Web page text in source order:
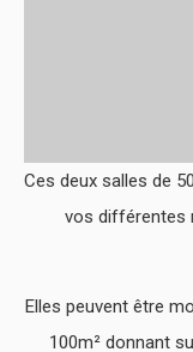
Ces deux salles de
vos différentes
Elles peuvent être
100m² donnant